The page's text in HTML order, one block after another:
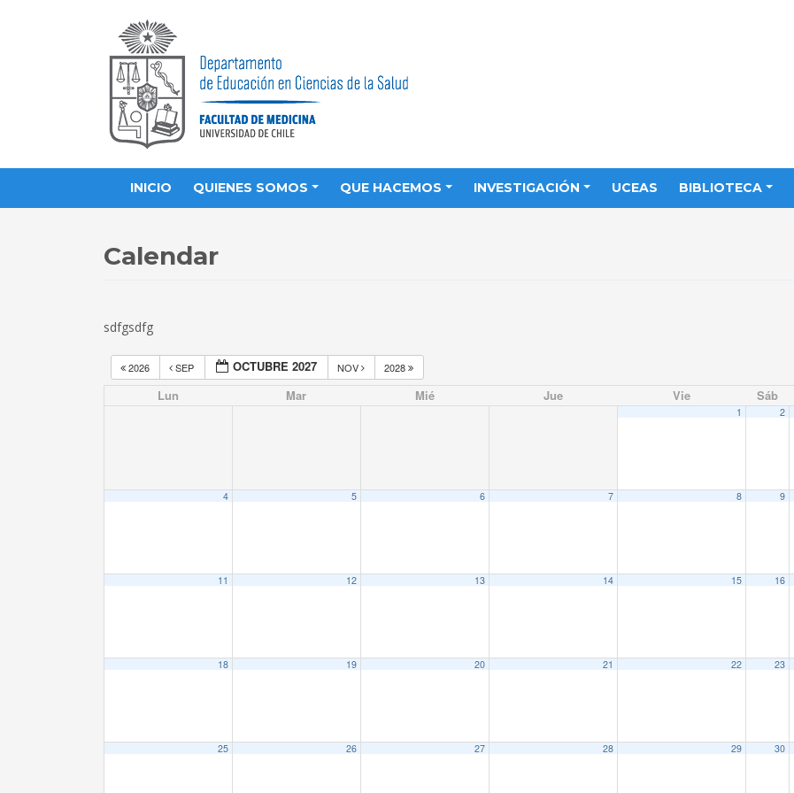
INICIO QUIENES SOMOS QUE HACEMOS INVESTIGACIÓN UCEAS BIBLIOTECA
Calendar
sdfgsdfg
2026 SEP OCTUBRE 2027 NOV 2028
Lun Mar Mié Jue Vie Sáb
1 2
4 5 6 7 8 9
11 12 13 14 15 16
18 19 20 21 22 23
25 26 27 28 29 30